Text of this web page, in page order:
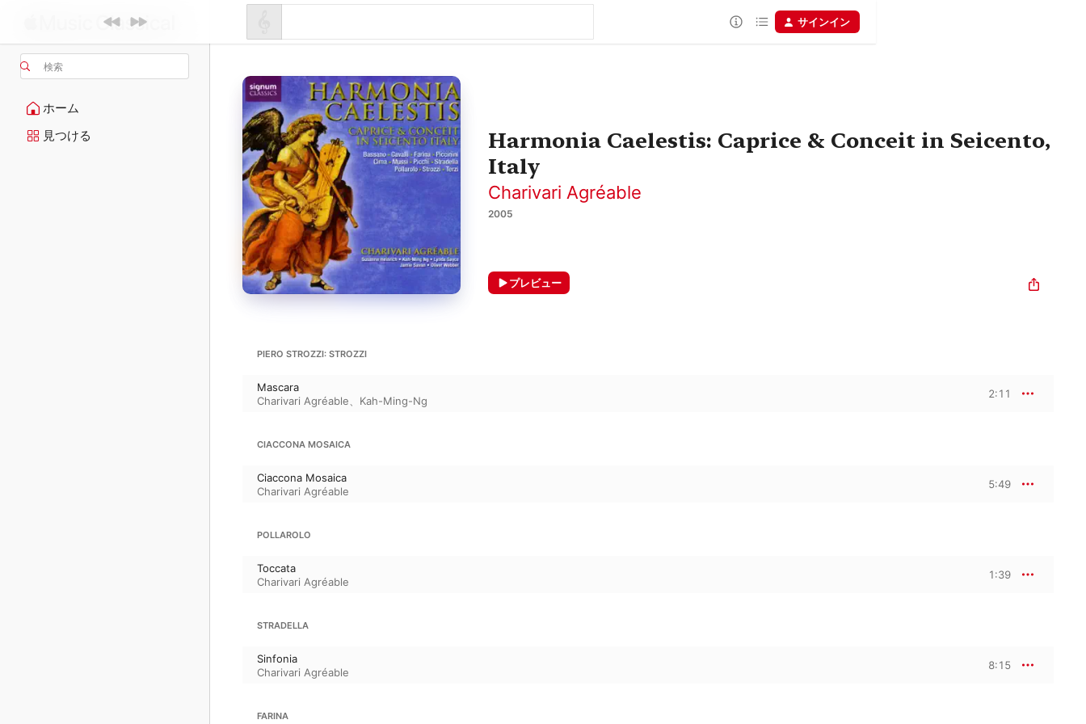
検索
ホーム
見つける
サインイン
Harmonia Caelestis: Caprice & Conceit in Seicento,
Italy
Charivari Agréable
2005
プレビュー
PIERO STROZZI: STROZZI
Mascara
Charivari Agréable
Kah-Ming-Ng
2:11
CIACCONA MOSAICA
Ciaccona Mosaica
Charivari Agréable
5:49
POLLAROLO
Toccata
Charivari Agréable
1:39
STRADELLA
Sinfonia
Charivari Agréable
8:15
FARINA